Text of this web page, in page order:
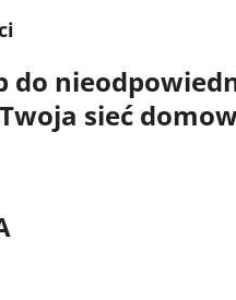
do
Twoja sieć